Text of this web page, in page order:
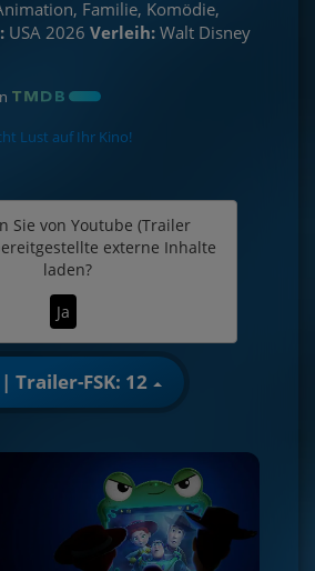
Familie, Komödie,
USA 2026 Verleih: Walt Disney
Lust auf Ihr Kino!
Sie von Youtube (Trailer
externe Inhalte
laden?
Ja
Trailer-FSK: 12